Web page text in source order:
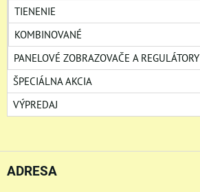
TIENENIE
KOMBINOVANÉ
PANELOVÉ ZOBRAZOVAČE A REGULÁTORY
ŠPECIÁLNA AKCIA
VÝPREDAJ
ADRESA